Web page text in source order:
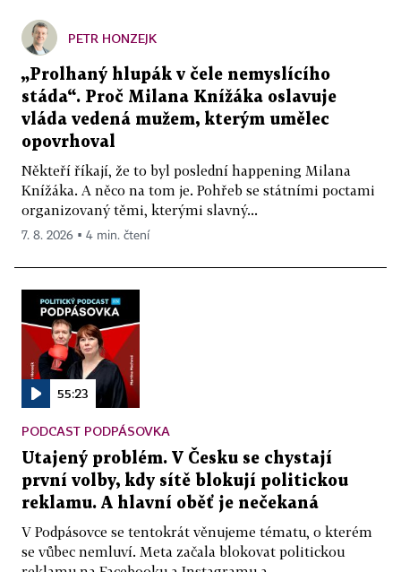
PETR HONZEJK
„Prolhaný hlupák v čele nemyslícího
stáda“. Proč Milana Knížáka oslavuje
vláda vedená mužem, kterým umělec
opovrhoval
Někteří říkají, že to byl poslední happening Milana
Knížáka. A něco na tom je. Pohřeb se státními poctami
organizovaný těmi, kterými slavný...
7. 8. 2026 ▪ 4 min. čtení
55:23
PODCAST PODPÁSOVKA
Utajený problém. V Česku se chystají
první volby, kdy sítě blokují politickou
reklamu. A hlavní oběť je nečekaná
V Podpásovce se tentokrát věnujeme tématu, o kterém
se vůbec nemluví. Meta začala blokovat politickou